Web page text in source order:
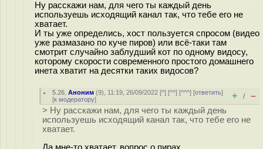
Ну расскажи нам, для чего ты каждый день
используешь исходящий канал так, что тебе его не
хватает.
И ты уже определись, хост пользуется спросом (видео
уже размазано по куче пиров) или всё-таки там
смотрит случайно заблудший кот по одному видосу,
которому скорости современного простого домашнего
инета хватит на десятки таких видосов?
5.26 ,Аноним (9), 11:19, 26/09/2022 [^] [^^] [^^^] [ответить]
[к модератору] + / –
> Ну расскажи нам, для чего ты каждый день
используешь исходящий канал так, что тебе его не
хватает.